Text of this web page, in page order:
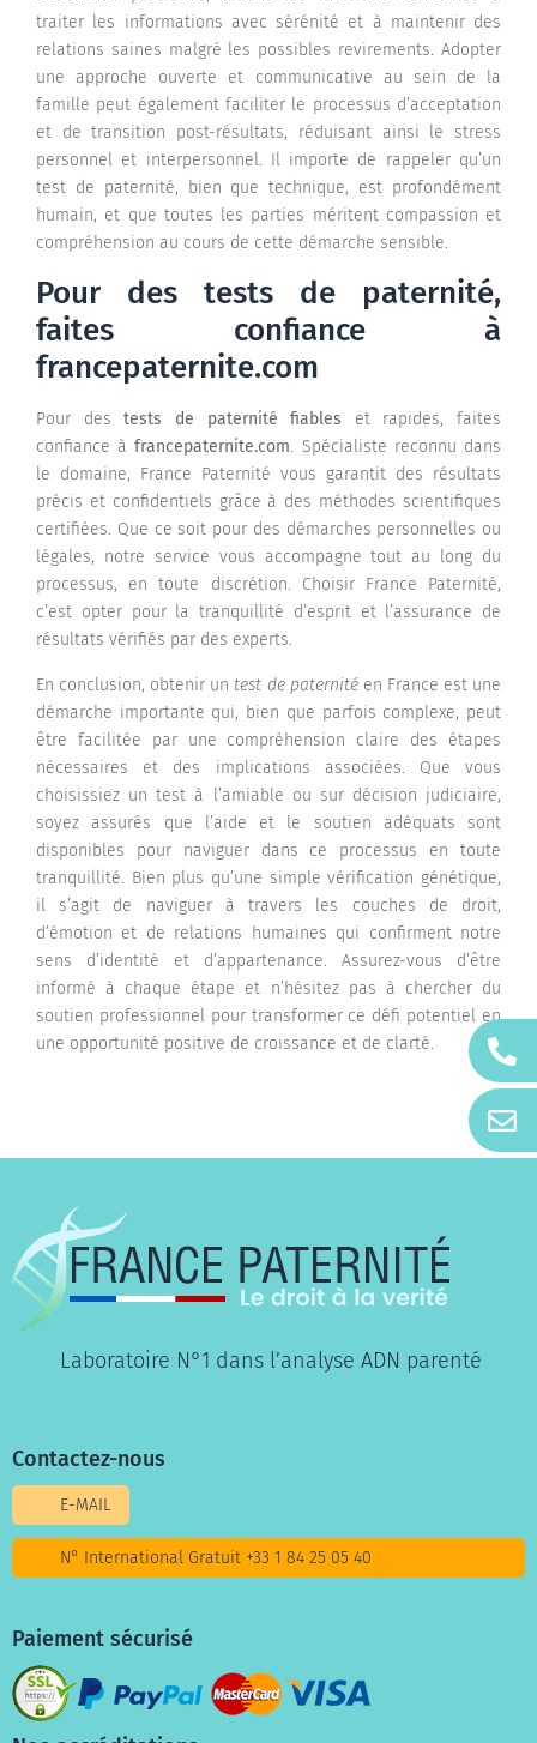
traiter les informations avec sérénité et à maintenir des
relations saines malgré les possibles revirements. Adopter
une approche ouverte et communicative au sein de la
famille peut également faciliter le processus d’acceptation
et de transition post-résultats, réduisant ainsi le stress
personnel et interpersonnel. Il importe de rappeler qu’un
test de paternité, bien que technique, est profondément
humain, et que toutes les parties méritent compassion et
compréhension au cours de cette démarche sensible.
Pour des tests de paternité,
faites confiance à
francepaternite.com
Pour destests de paternité fiables et rapides, faites
confiance àfrancepaternite.com. Spécialiste reconnu dans
le domaine, France Paternité vous garantit des résultats
précis et confidentiels grâce à des méthodes scientifiques
certifiées. Que ce soit pour des démarches personnelles ou
légales, notre service vous accompagne tout au long du
processus, en toute discrétion. Choisir France Paternité,
c’est opter pour la tranquillité d’esprit et l’assurance de
résultats vérifiés par des experts.
En conclusion, obtenir untest de paternitéen France est une
démarche importante qui, bien que parfois complexe, peut
être facilitée par une compréhension claire des étapes
nécessaires et des implications associées. Que vous
choisissiez un test à l’amiable ou sur décision judiciaire,
soyez assurés que l’aide et le soutien adéquats sont
disponibles pour naviguer dans ce processus en toute
tranquillité. Bien plus qu’une simple vérification génétique,
il s’agit de naviguer à travers les couches de droit,
d’émotion et de relations humaines qui confirment notre
sens d’identité et d’appartenance. Assurez-vous d’être
informé à chaque étape et n’hésitez pas à chercher du
soutien professionnel pour transformer ce défi potentiel en
une opportunité positive de croissance et de clarté.
Laboratoire N°1 dans l’analyse ADN parenté
Contactez-nous
E-MAIL
N° International Gratuit +33 1 84 25 05 40
Paiement sécurisé